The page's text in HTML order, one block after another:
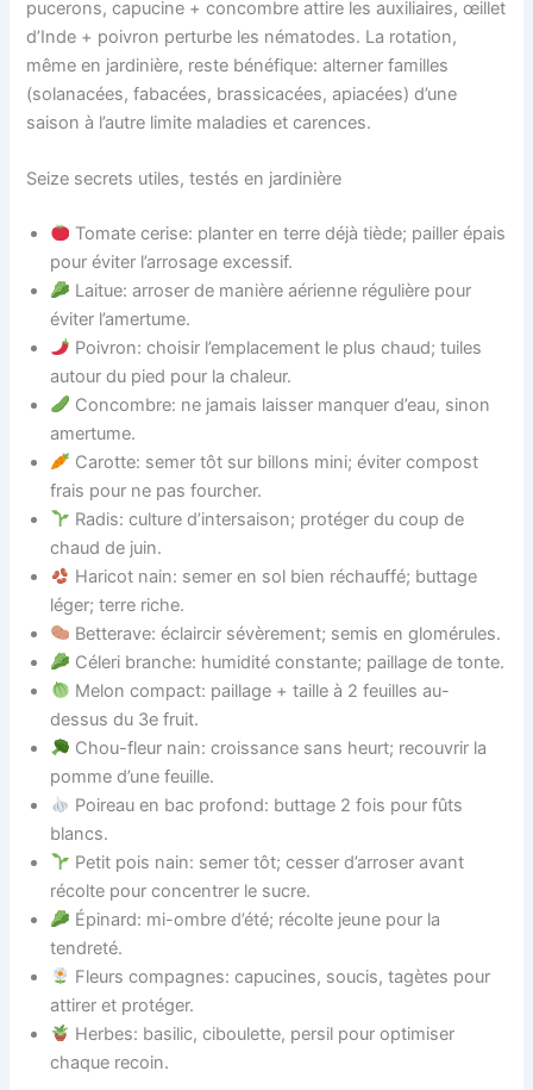
pucerons, capucine + concombre attire les auxiliaires, œillet
d’Inde + poivron perturbe les nématodes. La rotation,
même en jardinière, reste bénéfique: alterner familles
(solanacées, fabacées, brassicacées, apiacées) d’une
saison à l’autre limite maladies et carences.
Seize secrets utiles, testés en jardinière
Tomate cerise: planter en terre déjà tiède; pailler épais
pour éviter l’arrosage excessif.
Laitue: arroser de manière aérienne régulière pour
éviter l’amertume.
Poivron: choisir l’emplacement le plus chaud; tuiles
autour du pied pour la chaleur.
Concombre: ne jamais laisser manquer d’eau, sinon
amertume.
Carotte: semer tôt sur billons mini; éviter compost
frais pour ne pas fourcher.
Radis: culture d’intersaison; protéger du coup de
chaud de juin.
Haricot nain: semer en sol bien réchauffé; buttage
léger; terre riche.
Betterave: éclaircir sévèrement; semis en glomérules.
Céleri branche: humidité constante; paillage de tonte.
Melon compact: paillage + taille à 2 feuilles au-
dessus du 3e fruit.
Chou-fleur nain: croissance sans heurt; recouvrir la
pomme d’une feuille.
Poireau en bac profond: buttage 2 fois pour fûts
blancs.
Petit pois nain: semer tôt; cesser d’arroser avant
récolte pour concentrer le sucre.
Épinard: mi-ombre d’été; récolte jeune pour la
tendreté.
Fleurs compagnes: capucines, soucis, tagètes pour
attirer et protéger.
Herbes: basilic, ciboulette, persil pour optimiser
chaque recoin.